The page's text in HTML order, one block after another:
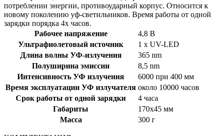
потреблении энергии, противоударный корпус. Относится к
новому поколению уф-светильников. Время работы от одной
зарядки порядка 4х часов.
Рабочее напряжение
4,8 В
Ультрафиолетовый источник
1 х UV-LED
Длина волны УФ-излучения
365 nm
Полуширина эмиссии
8,5 nm
Интенсивность УФ излучения
6000 при 400 мм
Время эксплуатации УФ излучателя около 10000 часов
Срок работы от одной зарядки
4 часа
Габариты
170x45 мм
Масса
300 г